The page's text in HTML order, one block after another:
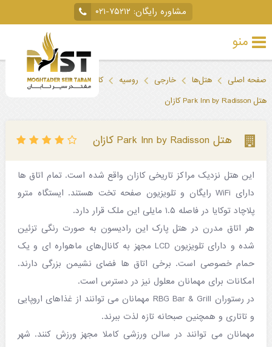
مشاوره رایگان: ۰۲۱-۷۵۲۱۲
منو
داخلی
لحظه
آخری
جاذبه‌های
گردشگری
صفحه اصلی هتل‌ها خارجی روسیه
کازان (تاتارستان)
هتل Park Inn by Radisson کازان
هتل Park Inn by Radisson کازان
این هتل نزدیک مراکز تاریخی کازان واقع شده است. تمام اتاق ها
دارای WiFi رایگان و تلویزیون صفحه تخت هستند. ایستگاه مترو
پلاچاد توکایا در فاصله ۱.۵ مایلی این ملک قرار دارد.
هر اتاق مدرن در هتل پارک این رادیسون به صورت رنگی تزئین
شده و دارای تلویزیون LCD مجهز به کانال‌های ماهواره ای و یک
حمام خصوصی است. برخی اتاق ها فضای نشیمن بزرگی دارند.
امکانات برای مهمانان معلول نیز در دسترس است.
در رستوران RBG Bar & Grill مهمانان می توانند از غذاهای اروپایی
و تاتاری و همچنین صبحانه تازه لذت ببرند.
مهمانان می توانند در سالن ورزشی کاملا مجهز ورزش کنند. شهر